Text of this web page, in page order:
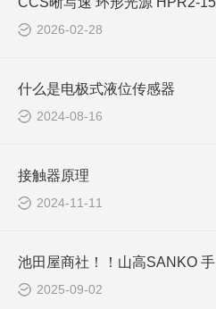
2026-02-28
什么是电极式液位传感器
2024-08-16
接触器原理
2024-11-11
2025-09-02